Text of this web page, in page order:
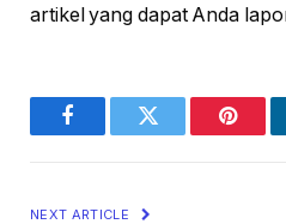
artikel yang dapat Anda
FacebookTwitter
NEXT ARTICLE